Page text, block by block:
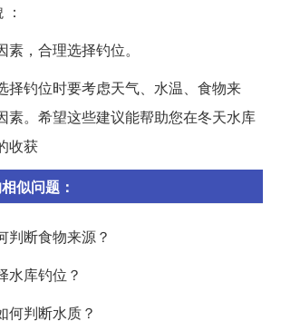
，合理选择钓位。
择钓位时要考虑天气、水温、食物来
素。希望这些建议能帮助您在冬天水库
收获
似问题：
判断食物来源？
水库钓位？
何判断水质？